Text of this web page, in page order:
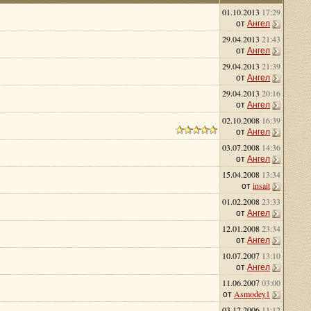
01.10.2013 17:29
отАнгел
29.04.2013 21:43
отАнгел
29.04.2013 21:39
отАнгел
29.04.2013 20:16
отАнгел
02.10.2008 16:39
отАнгел
03.07.2008 14:36
отАнгел
15.04.2008 13:34
отinsait
01.02.200823:33
отАнгел
12.01.200823:34
отАнгел
10.07.2007 13:10
отАнгел
11.06.200703:00
от Asmodey1